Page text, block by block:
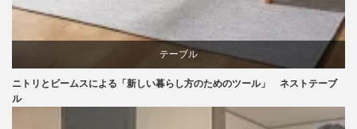
テーブル
ニトリとビームスによる「新しい暮らし方のためのツール」 ネストテーブ
ル